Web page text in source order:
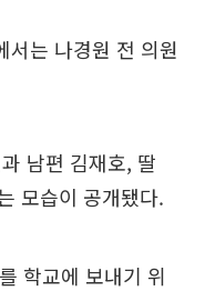
는 나경원 전 의원
남편 김재호, 딸
모습이 공개됐다.
학교에 보내기 위